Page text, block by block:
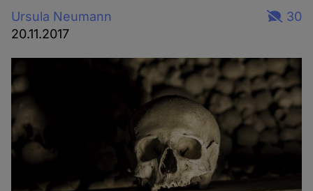
Ursula Neumann
20.11.2017
30